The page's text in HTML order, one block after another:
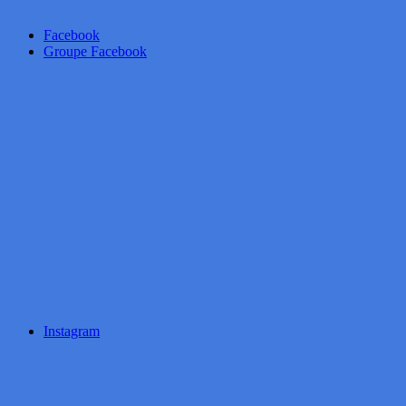
Facebook
Groupe Facebook
Instagram